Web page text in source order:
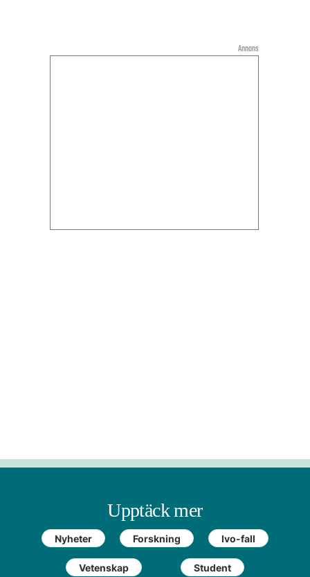
Upptäck mer
Nyheter Forskning Ivo-fall
Vetenskap Student
Annons